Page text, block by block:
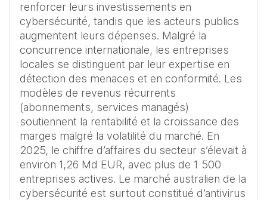
renforcer leurs investissements en
cybersécurité, tandis que les acteurs publics
augmentent leurs dépenses. Malgré la
concurrence internationale, les entreprises
locales se distinguent par leur expertise en
détection des menaces et en conformité. Les
modèles de revenus récurrents
(abonnements, services managés)
soutiennent la rentabilité et la croissance des
marges malgré la volatilité du marché. En
2025, le chiffre d’affaires du secteur s’élevait à
environ 1,26 Md EUR, avec plus de 1 500
entreprises actives. Le marché australien de la
cybersécurité est surtout constitué d’antivirus